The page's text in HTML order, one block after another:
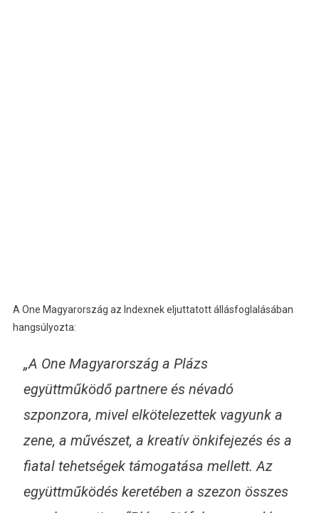
A One Magyarország az Indexnek eljuttatott állásfoglalásában
hangsúlyozta:
„A One Magyarország a Plázs
együttműködő partnere és névadó
szponzora, mivel elkötelezettek vagyunk a
zene, a művészet, a kreatív önkifejezés és a
fiatal tehetségek támogatása mellett. Az
együttműködés keretében a szezon összes